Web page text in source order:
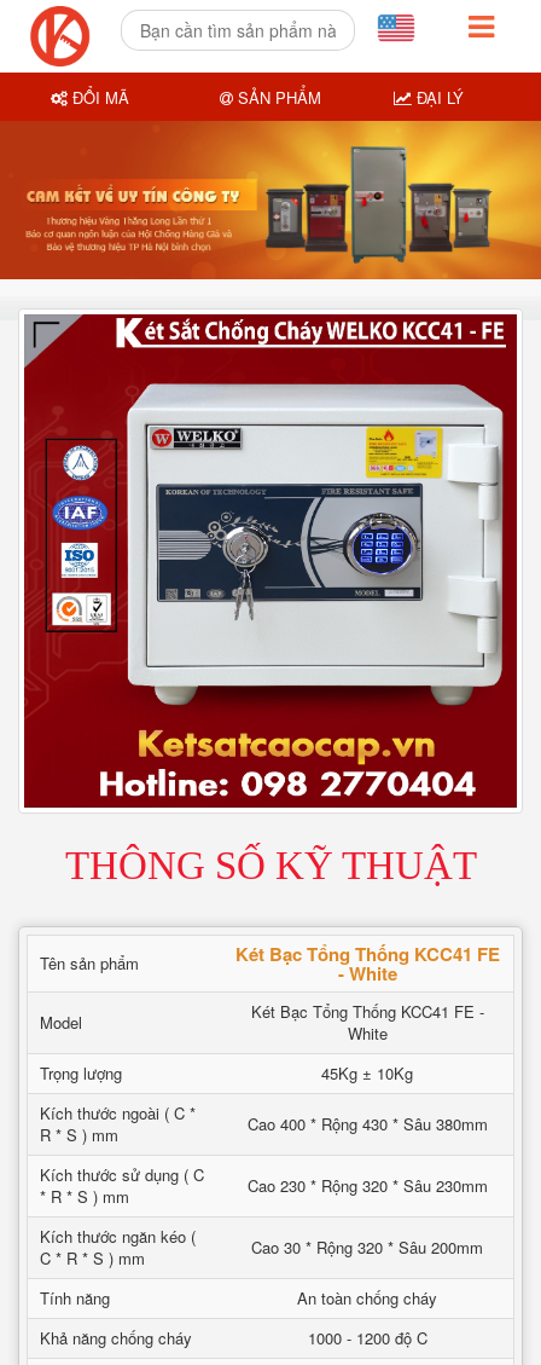
THÔNG SỐ KỸ THUẬT
Tên sản phẩm Két Bạc Tổng Thống KCC41 FE
- White
Model
Két Bạc Tổng Thống KCC41 FE -
White
Trọng lượng
45Kg ± 10Kg
Kích thước ngoài ( C *
R * S ) mm
Cao 400 * Rộng 430 * Sâu 380mm
Kích thước sử dụng ( C
* R * S ) mm
Cao 230 * Rộng 320 * Sâu 230mm
Kích thước ngăn kéo (
C * R * S ) mm
Cao 30 * Rộng 320 * Sâu 200mm
Tính năng
An toàn chống cháy
Khả năng chống cháy
1000 - 1200 độ C
ĐỔI MÃ SẢN PHẨM ĐẠI LÝ